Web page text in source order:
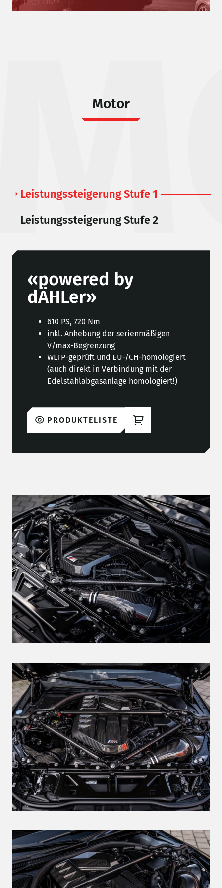
Motor
Leistungssteigerung Stufe 1
Leistungssteigerung Stufe 2
«powered by
dÄHLer»
610 PS, 720 Nm
inkl. Anhebung der serienmäßigen
V/max-Begrenzung
WLTP-geprüft und EU-/CH-homologiert
(auch direkt in Verbindung mit der
Edelstahlabgasanlage homologiert!)
PRODUKTELISTE